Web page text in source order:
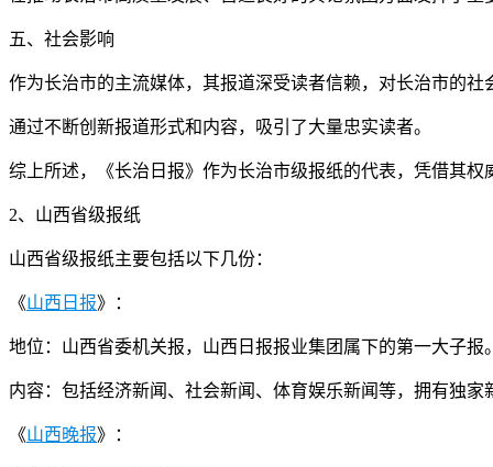
五、社会影响
作为长治市的主流媒体，其报道深受读者信赖，对长治市的社
通过不断创新报道形式和内容，吸引了大量忠实读者。
综上所述，《长治日报》作为长治市级报纸的代表，凭借其
2、山西省级报纸
山西省级报纸主要包括以下几份：
《山西日报》：
地位：山西省委机关报，山西日报报业集团属下的第一大子报。
内容：包括经济新闻、社会新闻、体育娱乐新闻等，拥有独家
《山西晚报》：